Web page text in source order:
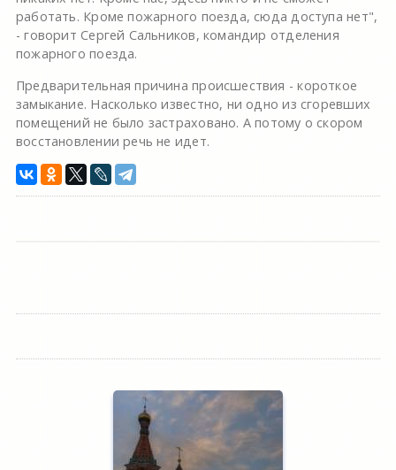
работать. Кроме пожарного поезда, сюда доступа нет",
- говорит Сергей Сальников, командир отделения
пожарного поезда.
Предварительная причина происшествия - короткое
замыкание. Насколько известно, ни одно из сгоревших
помещений не было застраховано. А потому о скором
восстановлении речь не идет.